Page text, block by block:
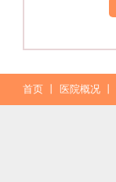
首页丨 医院概况丨